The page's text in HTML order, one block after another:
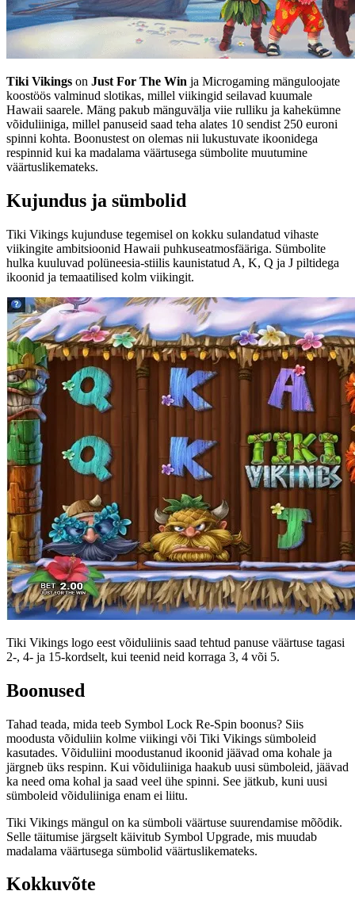
Tiki Vikings on Just For The Win ja Microgaming mänguloojate
koostöös valminud slotikas, millel viikingid seilavad kuumale
Hawaii saarele. Mäng pakub mänguvälja viie rulliku ja kahekümne
võiduliiniga, millel panuseid saad teha alates 10 sendist 250 euroni
spinni kohta. Boonustest on olemas nii lukustuvate ikoonidega
respinnid kui ka madalama väärtusega sümbolite muutumine
väärtuslikemateks.
Kujundus ja sümbolid
Tiki Vikings kujunduse tegemisel on kokku sulandatud vihaste
viikingite ambitsioonid Hawaii puhkuseatmosfääriga. Sümbolite
hulka kuuluvad polüneesia-stiilis kaunistatud A, K, Q ja J piltidega
ikoonid ja temaatilised kolm viikingit.
Tiki Vikings logo eest võiduliinis saad tehtud panuse väärtuse tagasi
2-, 4- ja 15-kordselt, kui teenid neid korraga 3, 4 või 5.
Boonused
Tahad teada, mida teeb Symbol Lock Re-Spin boonus? Siis
moodusta võiduliin kolme viikingi või Tiki Vikings sümboleid
kasutades. Võiduliini moodustanud ikoonid jäävad oma kohale ja
järgneb üks respinn. Kui võiduliiniga haakub uusi sümboleid, jäävad
ka need oma kohal ja saad veel ühe spinni. See jätkub, kuni uusi
sümboleid võiduliiniga enam ei liitu.
Tiki Vikings mängul on ka sümboli väärtuse suurendamise mõõdik.
Selle täitumise järgselt käivitub Symbol Upgrade, mis muudab
madalama väärtusega sümbolid väärtuslikemateks.
Kokkuvõte